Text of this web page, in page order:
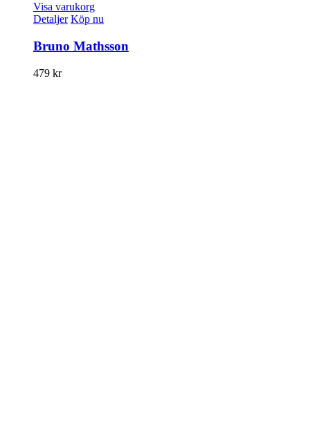
Visa varukorg
Detaljer Köp nu
Bruno Mathsson
479 kr